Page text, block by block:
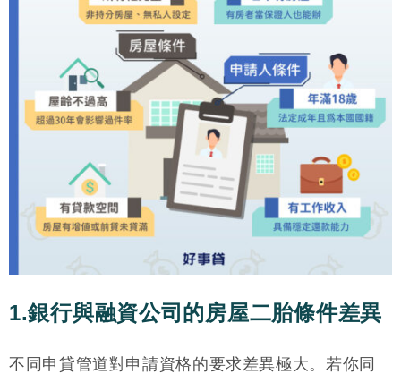
1.銀行與融資公司的房屋二胎條件差異
不同申貸管道對申請資格的要求差異極大。若你同